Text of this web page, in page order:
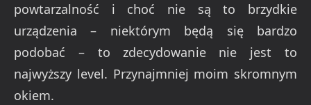
powtarzalność i choć nie są to brzydkie
urządzenia – niektórym będą się bardzo
podobać – to zdecydowanie nie jest to
najwyższy level. Przynajmniej moim skromnym
okiem.